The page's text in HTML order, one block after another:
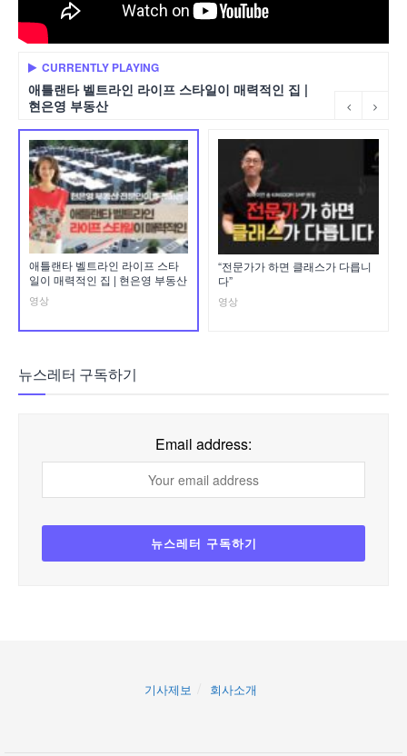
CURRENTLY PLAYING
애틀랜타 벨트라인 라이프 스타일이 매력적인 집 |
현은영 부동산
애틀랜타 벨트라인 라이프 스타
일이 매력적인 집 | 현은영 부동산
영상
“전문가가 하면 클래스가 다릅니
다”
영상
뉴스레터 구독하기
Email address:
기사제보 회사소개